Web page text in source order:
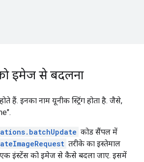
इमेज से बदलना
हैं. इनका नाम यूनीक स्ट्रिंग होता है. जैसे,
कोड सैंपल में
तरीके का इस्तेमाल
इंस्टेंस को इमेज से कैसे बदला जाए. इसमें